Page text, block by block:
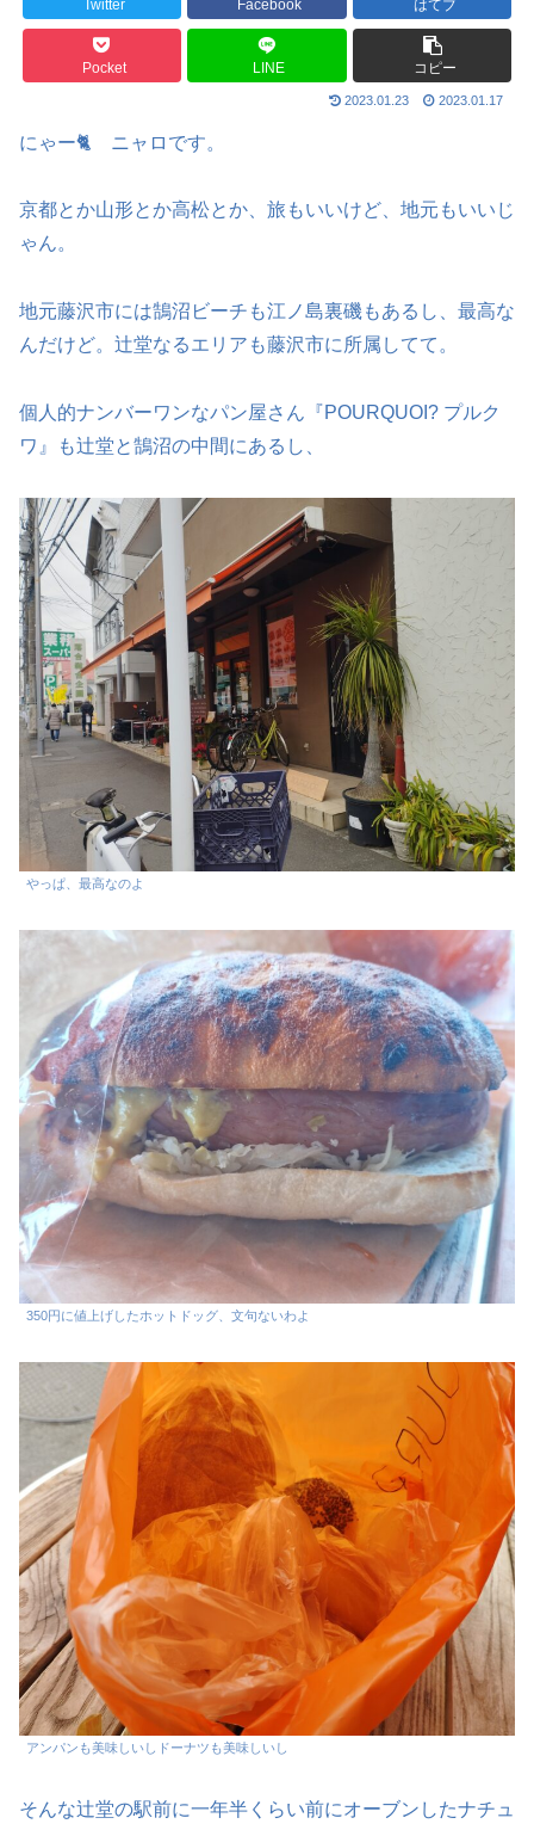
Twitter Facebook はてブ
Pocket LINE コピー
2023.01.23 2023.01.17
にゃー🐈 ニャロです。
京都とか山形とか高松とか、旅もいいけど、地元もいいじ
ゃん。
地元藤沢市には鵠沼ビーチも江ノ島裏磯もあるし、最高な
んだけど。辻堂なるエリアも藤沢市に所属してて。
個人的ナンバーワンなパン屋さん『POURQUOI? プルク
ワ』も辻堂と鵠沼の中間にあるし、
やっぱ、最高なのよ
350円に値上げしたホットドッグ、文句ないわよ
アンパンも美味しいしドーナツも美味しいし
そんな辻堂の駅前に一年半くらい前にオーブンしたナチュ